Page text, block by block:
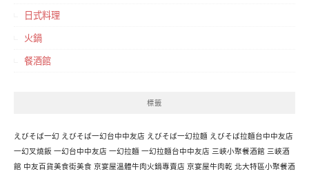
日式料理
火鍋
餐酒館
標籤
えびそば一幻 えびそば一幻台中中友店 えびそば一幻拉麵 えびそば拉麵台中中友店
一幻叉燒飯 一幻台中中友店 一幻拉麵 一幻拉麵台中中友店 三峽小聚餐酒館 三峽酒
館 中友百貨美食街美食 京宴屋溫體牛肉火鍋專賣店 京宴屋牛肉乾 北大特區小聚餐酒